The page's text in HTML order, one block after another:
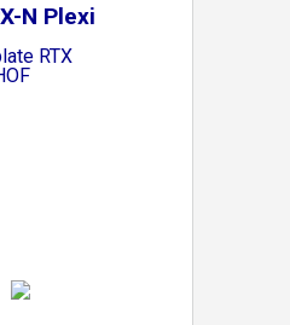
N Plexi
RTX